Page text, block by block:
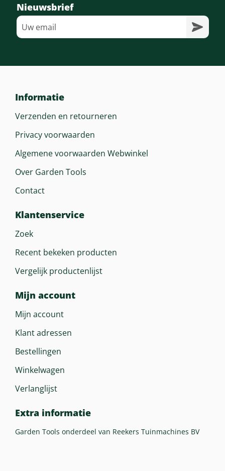
Nieuwsbrief
Informatie
Verzenden en retourneren
Privacy voorwaarden
Algemene voorwaarden Webwinkel
Over Garden Tools
Contact
Klantenservice
Zoek
Recent bekeken producten
Vergelijk productenlijst
Mijn account
Mijn account
Klant adressen
Bestellingen
Winkelwagen
Verlanglijst
Extra informatie
Garden Tools onderdeel van Reekers Tuinmachines BV